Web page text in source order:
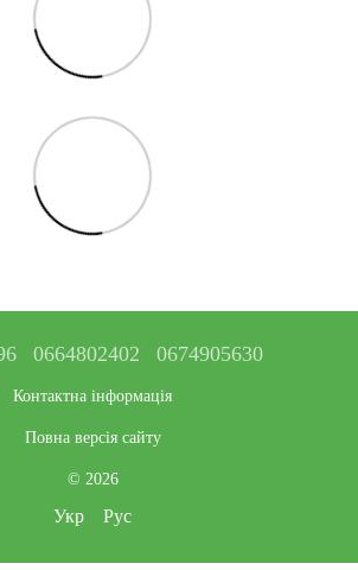
0664802402 0674905630
Контактна інформація
Повна версія сайту
© 2026
Укр Рус